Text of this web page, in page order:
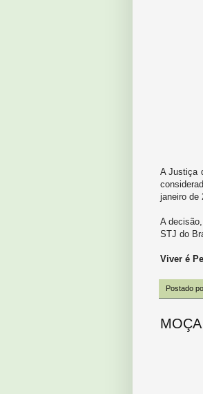
A Justiça
janeiro de
A
STJ do
Viver é
Postado